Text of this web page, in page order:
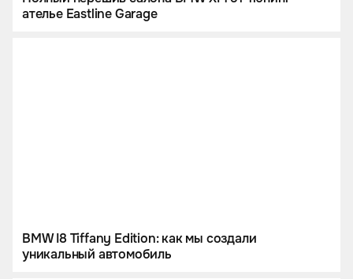
ателье Eastline Garage
BMW I8 Tiffany Edition: как мы создали
уникальный автомобиль